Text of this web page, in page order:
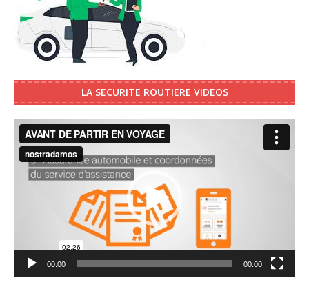
LA SECURITE ROUTIERE VIDEOS
Video
Player
00:00 00:00